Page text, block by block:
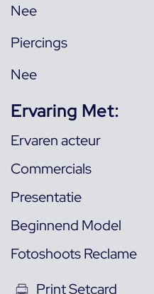
Nee
Piercings
Nee
Ervaring Met:
Ervaren acteur
Commercials
Presentatie
Beginnend Model
Fotoshoots Reclame
Print Setcard